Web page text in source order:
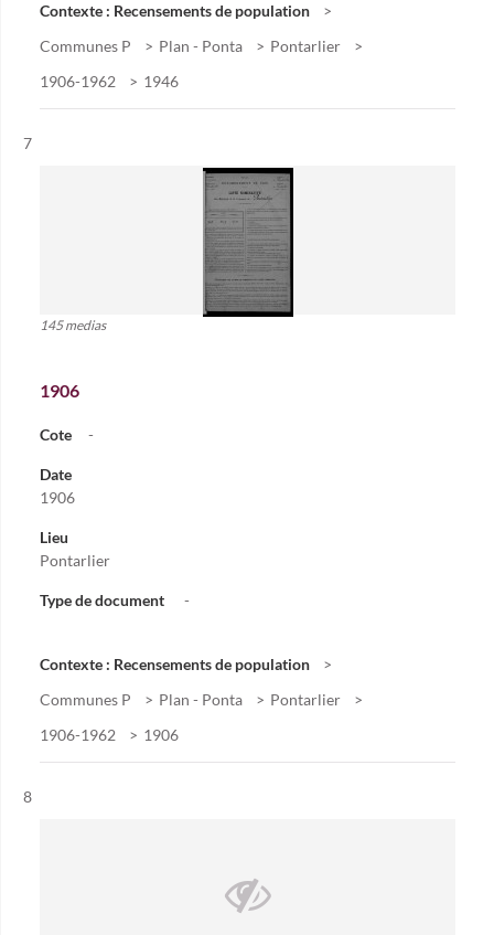
Contexte : Recensements de population
Communes P
Plan - Ponta
Pontarlier
1906-1962
1946
Résultat n°
7
145 medias
1906
Cote -
Date
1906
Lieu
Pontarlier
Type de document -
Contexte : Recensements de population
Communes P
Plan - Ponta
Pontarlier
1906-1962
1906
Résultat n°
8